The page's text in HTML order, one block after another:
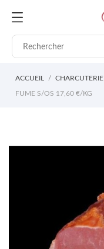
ACCUEIL CHARCUTERIE
FUME S/OS 17,60 €/KG